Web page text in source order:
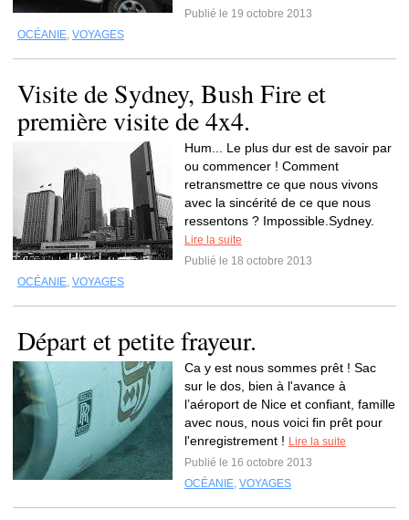
Publié le 19 octobre 2013
OCÉANIE, VOYAGES
Visite de Sydney, Bush Fire et
première visite de 4x4.
Hum... Le plus dur est de savoir par
ou commencer ! Comment
retransmettre ce que nous vivons
avec la sincérité de ce que nous
ressentons ? Impossible.Sydney.
Lire la suite
Publié le 18 octobre 2013
OCÉANIE, VOYAGES
Départ et petite frayeur.
Ca y est nous sommes prêt ! Sac
sur le dos, bien à l'avance à
l’aéroport de Nice et confiant, famille
avec nous, nous voici fin prêt pour
l'enregistrement ! Lire la suite
Publié le 16 octobre 2013
OCÉANIE, VOYAGES